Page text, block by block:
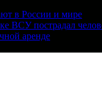
в России и мире
ВСУ пострадал
аренде